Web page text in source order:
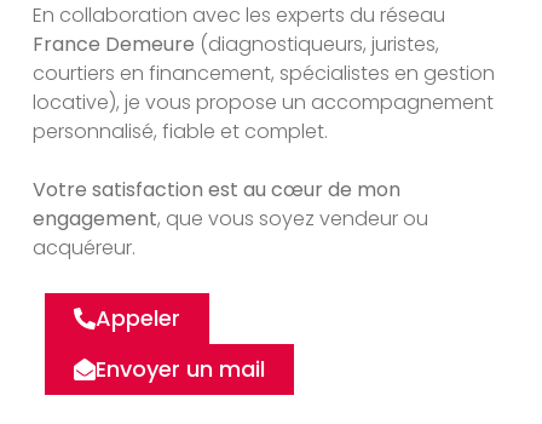
En collaboration avec les experts du réseau
France Demeure (diagnostiqueurs, juristes,
courtiers en financement, spécialistes en gestion
locative), je vous propose un accompagnement
personnalisé, fiable et complet.
Votre satisfaction est au cœur de mon
engagement, que vous soyez vendeur ou
acquéreur.
Appeler
Envoyer un mail